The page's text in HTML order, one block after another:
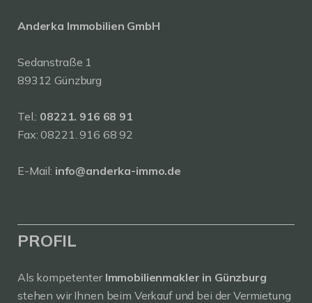
Anderka Immobilien GmbH
Sedanstraße 1
89312 Günzburg
Tel.: 08221. 916 68 91
Fax: 08221. 916 68 92
E-Mail: info@anderka-immo.de
PROFIL
Als kompetenter Immobilienmakler in Günzburg
stehen wir Ihnen beim Verkauf und bei der Vermietung